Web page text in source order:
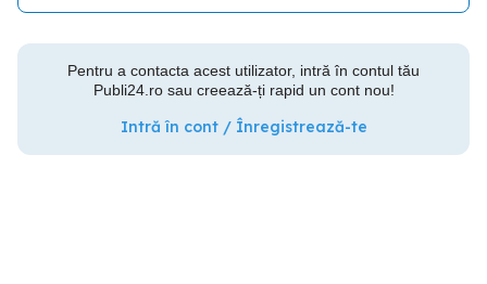
Pentru a contacta acest utilizator, intră în contul tău
Publi24.ro sau creează-ți rapid un cont nou!
Intră în cont / Înregistrează-te